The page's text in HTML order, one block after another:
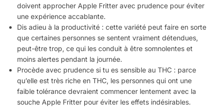
doivent approcher Apple Fritter avec prudence pour éviter
une expérience accablante.
Dis adieu à la productivité : cette variété peut faire en sorte
que certaines personnes se sentent vraiment détendues,
peut-être trop, ce qui les conduit à être somnolentes et
moins alertes pendant la journée.
Procède avec prudence si tu es sensible au THC : parce
qu’elle est très riche en THC, les personnes qui ont une
faible tolérance devraient commencer lentement avec la
souche Apple Fritter pour éviter les effets indésirables.